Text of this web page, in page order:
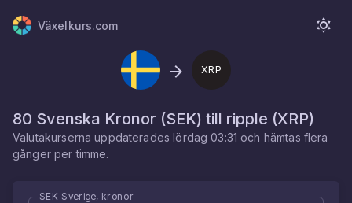
Växelkurs.com
XRP
80 Svenska Kronor (SEK) till ripple (XRP)
Valutakurserna uppdateradeslördag 03:31 och hämtas flera
gånger per timme.
SEK Sverige, kronor